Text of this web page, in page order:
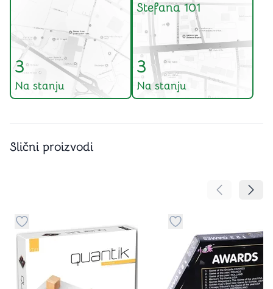
3
Na stanju
Stefana 101
3
Na stanju
Slični proizvodi
Pomeranje
Dugme za dodavanje stvari u kategoriju omiljeno
Dugme za dodavanje